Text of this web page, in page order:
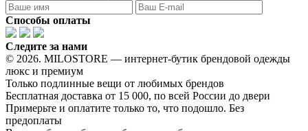
Способы оплаты
Следите за нами
© 2026. MILOSTORE — интернет-бутик брендовой одежды
люкс и премиум
Только подлинные вещи от любимых брендов
Бесплатная доставка от 15 000, по всей России до двери
Примерьте и оплатите только то, что подошло. Без
предоплаты